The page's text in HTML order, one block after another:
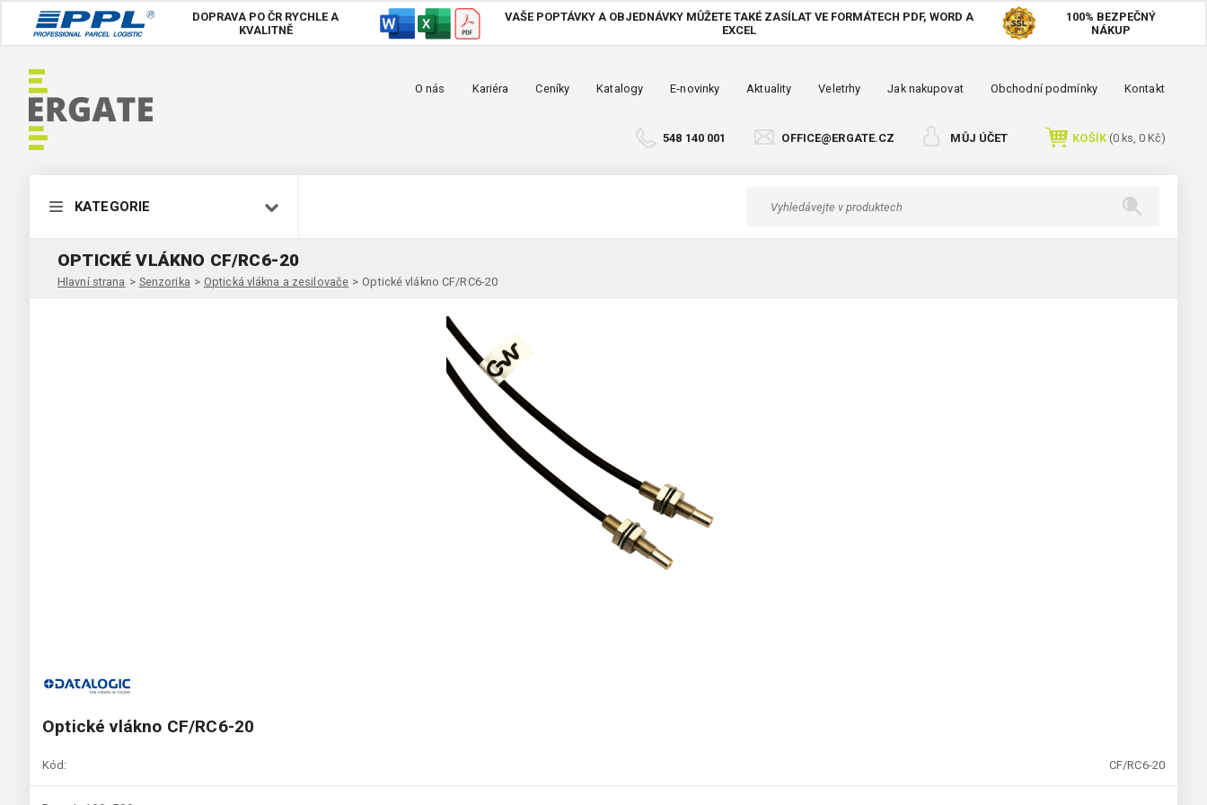
DOPRAVA PO ČR RYCHLE A
KVALITNĚ
VAŠE POPTÁVKY A OBJEDNÁVKY MŮŽETE TAKÉ ZASÍLAT VE FORMÁTECH PDF, WORD A
EXCEL
100% BEZPEČNÝ
NÁKUP
O nás Kariéra Ceníky Katalogy E-novinky Aktuality Veletrhy Jak nakupovat Obchodní podmínky Kontakt
548 140 001 OFFICE@ERGATE.CZ MŮJ ÚČET KOŠÍK(0ks, 0 Kč)
KATEGORIE
OPTICKÉ VLÁKNO CF/RC6-20
Hlavní strana > Senzorika > Optická vlákna a zesilovače > Optické vlákno CF/RC6-20
Optické vlákno CF/RC6-20
Kód: CF/RC6-20